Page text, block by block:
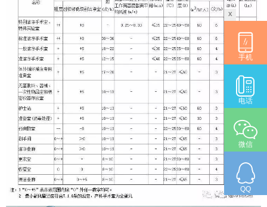
x
手机
电话
微信
QQ